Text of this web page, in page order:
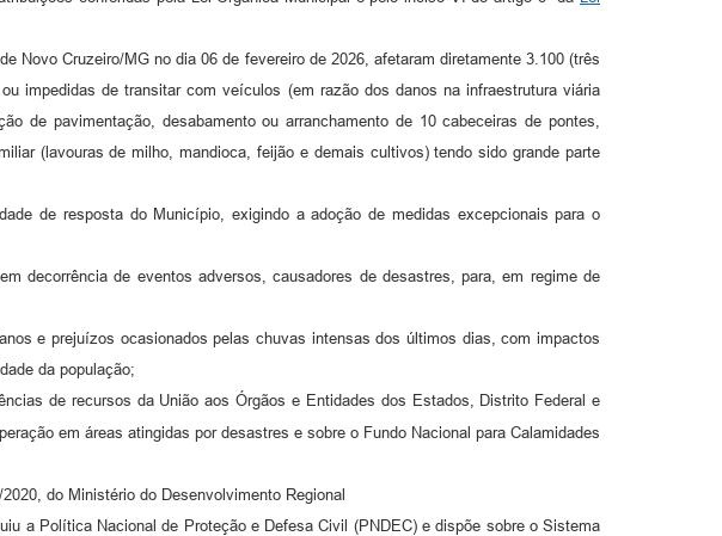
Novo Cruzeiro/MG no dia 06 de fevereiro de 2026, afetaram diretamente 3.100 (três
impedidas de transitar com veículos (em razão dos danos na infraestrutura viária
de pavimentação, desabamento ou arranchamento de 10 cabeceiras de pontes,
(lavouras de milho, mandioca, feijão e demais cultivos) tendo sido grande parte
de resposta do Município, exigindo a adoção de medidas excepcionais para o
decorrência de eventos adversos, causadores de desastres, para, em regime de
e prejuízos ocasionados pelas chuvas intensas dos últimos dias, com impactos
da população;
de recursos da União aos Órgãos e Entidades dos Estados, Distrito Federal e
em áreas atingidas por desastres e sobre o Fundo Nacional para Calamidades
do Ministério do Desenvolvimento Regional
a Política Nacional de Proteção e Defesa Civil (PNDEC) e dispõe sobre o Sistema